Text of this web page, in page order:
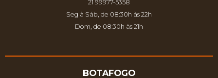
21 99977-5358
Seg à Sáb, de 08:30h às 22h
Dom, de 08:30h às 21h
BOTAFOGO